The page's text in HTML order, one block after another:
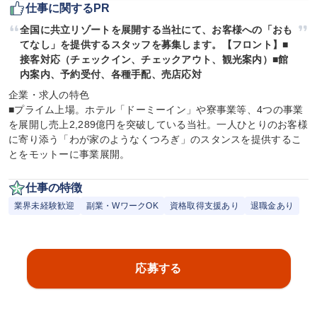
仕事に関するPR
全国に共立リゾートを展開する当社にて、お客様への「おも
てなし」を提供するスタッフを募集します。【フロント】■
接客対応（チェックイン、チェックアウト、観光案内）■館
内案内、予約受付、各種手配、売店応対
企業・求人の特色
■プライム上場。ホテル「ドーミーイン」や寮事業等、4つの事業
を展開し売上2,289億円を突破している当社。一人ひとりのお客様
に寄り添う「わが家のようなくつろぎ」のスタンスを提供するこ
とをモットーに事業展開。
仕事の特徴
業界未経験歓迎 副業・WワークOK 資格取得支援あり 退職金あり
応募する